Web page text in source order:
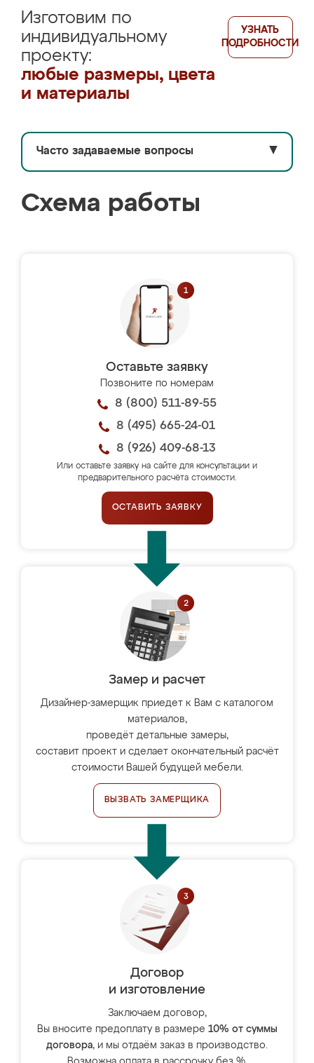
Изготовим по
индивидуальному
проекту:
любые размеры, цвета
и материалы
УЗНАТЬ
ПОДРОБНОСТИ
Часто задаваемые вопросы ▼
Схема работы
Оставьте заявку
Позвоните по номерам
8 (800) 511-89-55
8 (495) 665-24-01
8 (926) 409-68-13
Или оставьте заявку на сайте для консультации и
предварительного расчёта стоимости.
ОСТАВИТЬ ЗАЯВКУ
Замер и расчет
Дизайнер-замерщик приедет к Вам с каталогом
материалов,
проведёт детальные замеры,
составит проект и сделает окончательный расчёт
стоимости Вашей будущей мебели.
ВЫЗВАТЬ ЗАМЕРЩИКА
Договор
и изготовление
Заключаем договор,
Вы вносите предоплату в размере 10% от суммы
договора, и мы отдаём заказ в производство.